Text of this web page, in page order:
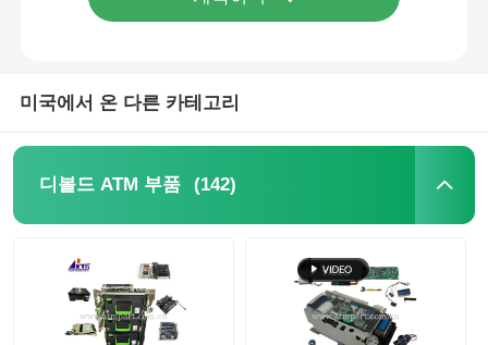
미국에서 온 다른 카테고리
디볼드 ATM 부품 (142)